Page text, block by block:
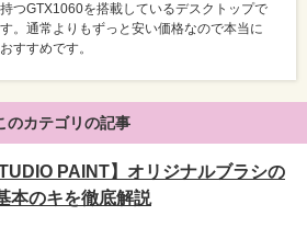
持つGTX1060を搭載しているデスクトップで
す。通常よりもずっと安い価格なので本当に
おすすめです。
のカテゴリの記事
PAINT】オリジナルブラシの
本のキを徹底解説